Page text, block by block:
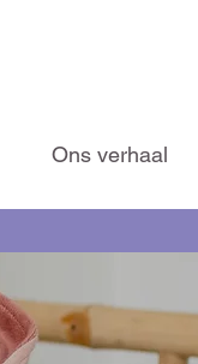
Ons verhaal